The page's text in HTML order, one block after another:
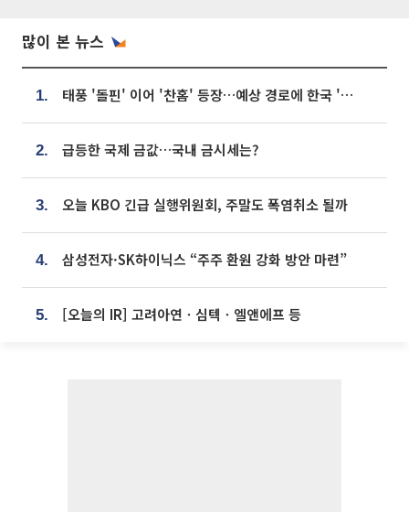
많이 본 뉴스
1. 태풍 '돌핀' 이어 '찬홈' 등장…예상 경로에 한국 '한숨'
2. 급등한 국제 금값…국내 금시세는?
3. 오늘 KBO 긴급 실행위원회, 주말도 폭염취소 될까
4. 삼성전자·SK하이닉스 “주주 환원 강화 방안 마련”
5. [오늘의 IR] 고려아연ㆍ심텍ㆍ엘앤에프 등